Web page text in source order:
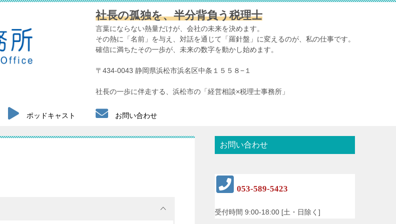
社長の孤独を、半分背負う税理士
言葉にならない熱量だけが、会社の未来を決めます。
その熱に「名前」を与え、対話を通じて「羅針盤」に変えるのが、私の仕事です。
確信に満ちたその一歩が、未来の数字を動かし始めます。
〒434-0043 静岡県浜松市浜名区中条１５５８−１
社長の一歩に伴走する、浜松市の「経営相談×税理士事務所」
ポッドキャスト お問い合わせ
お問い合わせ
053-589-5423
受付時間 9:00-18:00 [土・日除く]